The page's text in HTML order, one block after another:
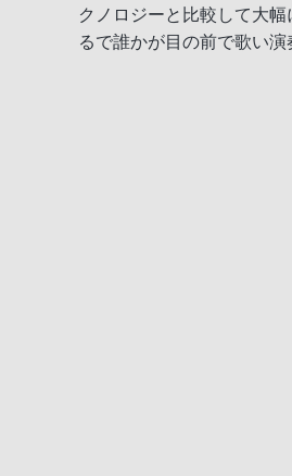
クノロジーと比較して大
るで誰かが目の前で歌い